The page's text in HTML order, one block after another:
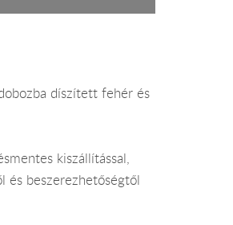
díszített fehér és
kiszállítással,
és beszerezhetőségtől